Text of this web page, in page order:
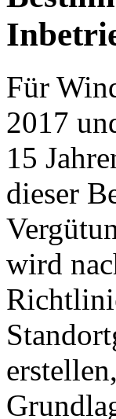
Für
2017
15
dieser
wird